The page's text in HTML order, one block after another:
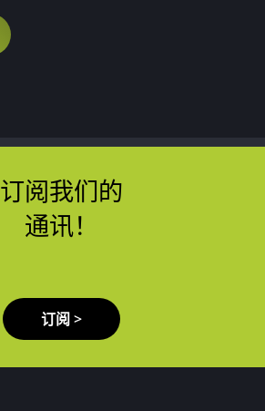
订阅我们的
通讯！
订阅 >